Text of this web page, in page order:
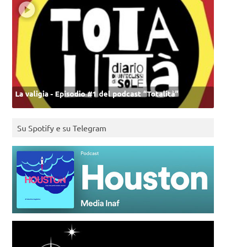
La valigia - Episodio #1 del podcast “Totalità”
Su Spotify e su Telegram